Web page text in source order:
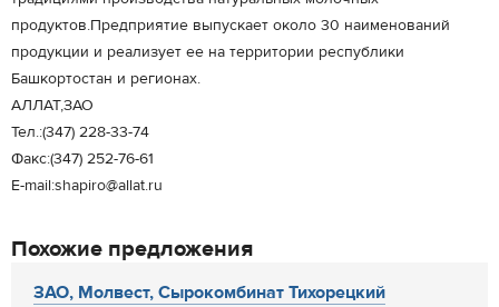
продуктов.Предприятие выпускает около 30 наименований
продукции и реализует ее на территории республики
Башкортостан и регионах.
АЛЛАТ,ЗАО
Тел.:(347) 228-33-74
Факс:(347) 252-76-61
E-mail:shapiro@allat.ru
Похожие предложения
ЗАО, Молвест, Сырокомбинат Тихорецкий